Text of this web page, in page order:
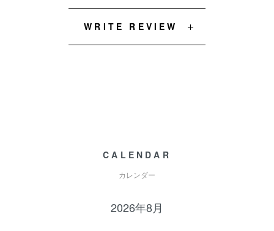
WRITE REVIEW
CALENDAR
カレンダー
2026年8月